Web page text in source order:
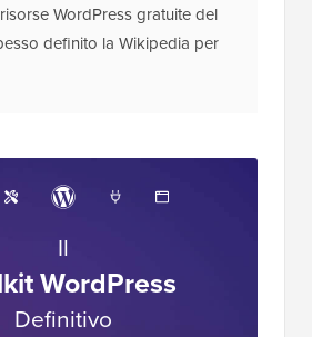
WordPress gratuite del
definito la Wikipedia per
Il
WordPress
Definitivo